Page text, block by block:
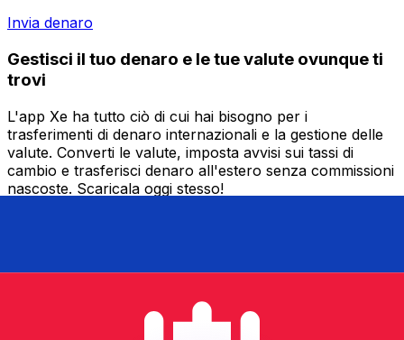
Invia denaro
Gestisci il tuo denaro e le tue valute ovunque ti
trovi
L'app Xe ha tutto ciò di cui hai bisogno per i
trasferimenti di denaro internazionali e la gestione delle
valute. Converti le valute, imposta avvisi sui tassi di
cambio e trasferisci denaro all'estero senza commissioni
nascoste. Scaricala oggi stesso!